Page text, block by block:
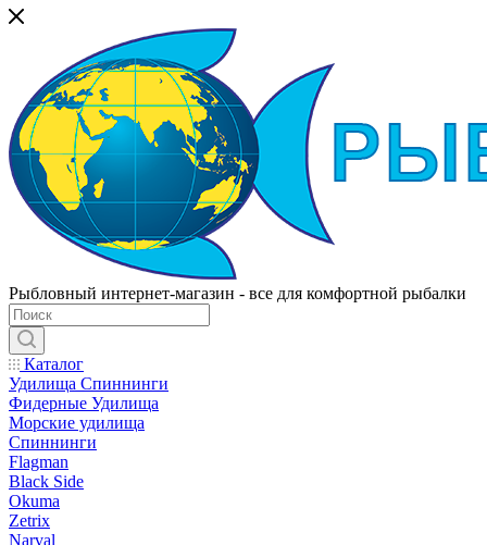
Рыбловный интернет-магазин - все для комфортной рыбалки
Каталог
Удилища Спиннинги
Фидерные Удилища
Морские удилища
Спиннинги
Flagman
Black Side
Okuma
Zetrix
Narval